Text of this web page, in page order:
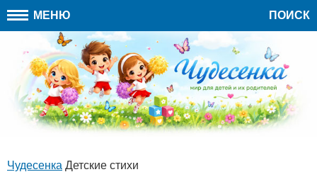
МЕНЮ ПОИСК
Чудесенка Детские стихи